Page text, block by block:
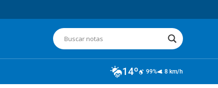
14º 99% 8 km/h